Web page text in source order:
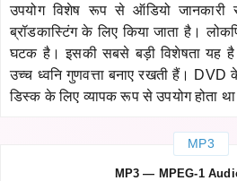
उपयोग विशेष रूप से ऑडियो
ब्रॉडकास्टिंग के लिए किया जाता है।
घटक है। इसकी सबसे बड़ी विशेषता यह
उच्च ध्वनि गुणवत्ता बनाए रखती हैं।
डिस्क के लिए व्यापक रूप से उपयोग होता
MP3
MP3 — MPEG-1